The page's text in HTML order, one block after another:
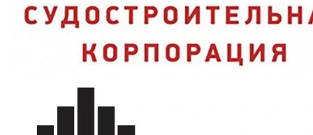
Застёжка молния
нейлон с ПВХ, 80% ПЭ, 20%
нейлон